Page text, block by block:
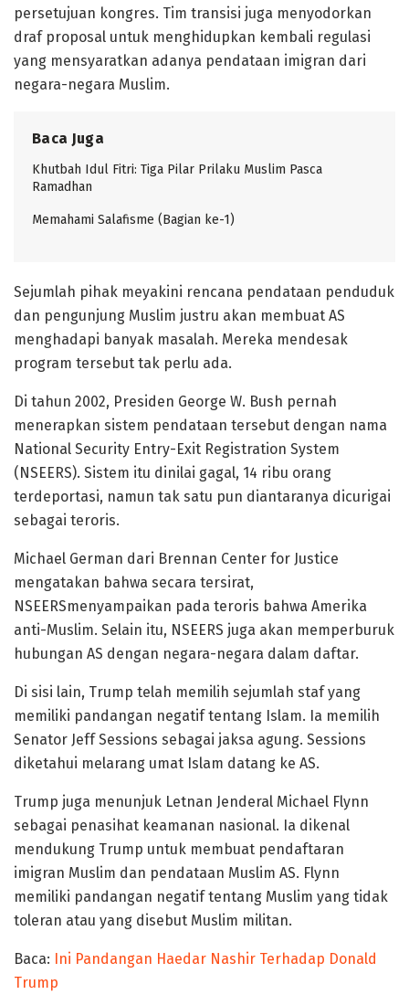
persetujuan kongres. Tim transisi juga menyodorkan
draf proposal untuk menghidupkan kembali regulasi
yang mensyaratkan adanya pendataan imigran dari
negara-negara Muslim.
Baca Juga
Khutbah Idul Fitri: Tiga Pilar Prilaku Muslim Pasca
Ramadhan
Memahami Salafisme (Bagian ke-1)
Sejumlah pihak meyakini rencana pendataan penduduk
dan pengunjung Muslim justru akan membuat AS
menghadapi banyak masalah. Mereka mendesak
program tersebut tak perlu ada.
Di tahun 2002, Presiden George W. Bush pernah
menerapkan sistem pendataan tersebut dengan nama
National Security Entry-Exit Registration System
(NSEERS). Sistem itu dinilai gagal, 14 ribu orang
terdeportasi, namun tak satu pun diantaranya dicurigai
sebagai teroris.
Michael German dari Brennan Center for Justice
mengatakan bahwa secara tersirat,
NSEERSmenyampaikan pada teroris bahwa Amerika
anti-Muslim. Selain itu, NSEERS juga akan memperburuk
hubungan AS dengan negara-negara dalam daftar.
Di sisi lain, Trump telah memilih sejumlah staf yang
memiliki pandangan negatif tentang Islam. Ia memilih
Senator Jeff Sessions sebagai jaksa agung. Sessions
diketahui melarang umat Islam datang ke AS.
Trump juga menunjuk Letnan Jenderal Michael Flynn
sebagai penasihat keamanan nasional. Ia dikenal
mendukung Trump untuk membuat pendaftaran
imigran Muslim dan pendataan Muslim AS. Flynn
memiliki pandangan negatif tentang Muslim yang tidak
toleran atau yang disebut Muslim militan.
Baca: Ini Pandangan Haedar Nashir Terhadap Donald
Trump